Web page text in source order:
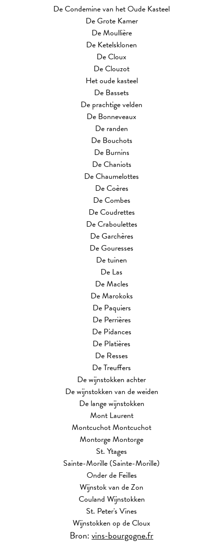
De Condemine van het Oude Kasteel
De Grote Kamer
De Moullière
De Ketelsklonen
De Cloux
De Clouzot
Het oude kasteel
De Bassets
De prachtige velden
De Bonneveaux
De randen
De Bouchots
De Burnins
De Chaniots
De Chaumelottes
De Coères
De Combes
De Coudrettes
De Craboulettes
De Garchères
De Gouresses
De tuinen
De Las
De Macles
De Marokoks
De Paquiers
De Perrières
De Pidances
De Platières
De Resses
De Treuffers
De wijnstokken achter
De wijnstokken van de weiden
De lange wijnstokken
Mont Laurent
Montcuchot Montcuchot
Montorge Montorge
St. Ytages
Sainte-Morille (Sainte-Morille)
Onder de Feilles
Wijnstok van de Zon
Couland Wijnstokken
St. Peter's Vines
Wijnstokken op de Cloux
Bron:vins-bourgogne.fr